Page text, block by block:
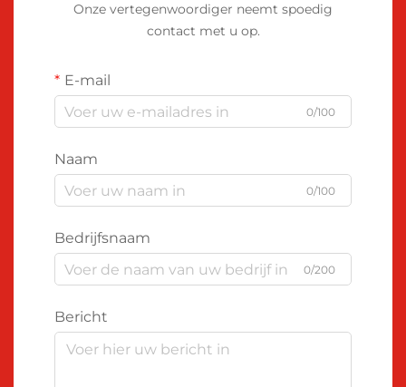
Onze vertegenwoordiger neemt spoedig
contact met u op.
E-mail
0/100
Naam
0/100
Bedrijfsnaam
0/200
Bericht